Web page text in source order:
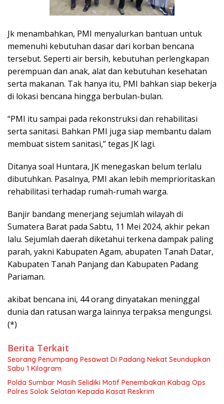
Jk menambahkan, PMI menyalurkan bantuan untuk
memenuhi kebutuhan dasar dari korban bencana
tersebut. Seperti air bersih, kebutuhan perlengkapan
perempuan dan anak, alat dan kebutuhan kesehatan
serta makanan. Tak hanya itu, PMI bahkan siap bekerja
di lokasi bencana hingga berbulan-bulan.
“PMI itu sampai pada rekonstruksi dan rehabilitasi
serta sanitasi. Bahkan PMI juga siap membantu dalam
membuat sistem sanitasi,” tegas JK lagi.
Ditanya soal Huntara, JK menegaskan belum terlalu
dibutuhkan. Pasalnya, PMI akan lebih memprioritaskan
rehabilitasi terhadap rumah-rumah warga.
Banjir bandang menerjang sejumlah wilayah di
Sumatera Barat pada Sabtu, 11 Mei 2024, akhir pekan
lalu. Sejumlah daerah diketahui terkena dampak paling
parah, yakni Kabupaten Agam, abupaten Tanah Datar,
Kabupaten Tanah Panjang dan Kabupaten Padang
Pariaman.
akibat bencana ini, 44 orang dinyatakan meninggal
dunia dan ratusan warga lainnya terpaksa mengungsi.
(*)
Berita Terkait
Seorang Penumpang Pesawat Di Padang Nekat Seundupkan
Sabu 1 Kilogram
Polda Sumbar Masih Selidiki Motif Penembakan Kabag Ops
Polres Solok Selatan Kepada Kasat Reskrim